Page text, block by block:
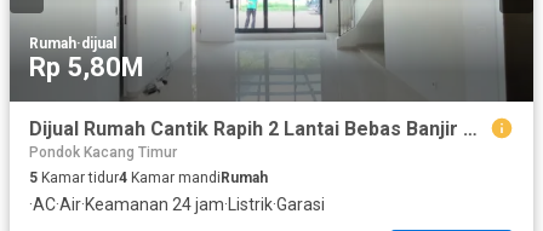
Rumah·dijual
Rp 5,80M
Dijual Rumah Cantik Rapih 2 Lantai Bebas Banjir Dalam Cluster Lokasi Strategis Dekat Fresh Market di Discovery Bintaro Tangsel Sc-16246
Pondok Kacang Timur
5 Kamar tidur4 Kamar mandi Rumah
·AC·Air·Keamanan 24 jam· Listrik·Garasi